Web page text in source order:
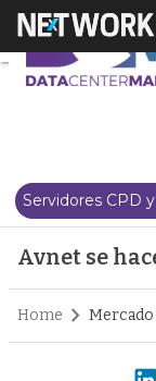
Servidores CPD
Avnet se
Home Mercado